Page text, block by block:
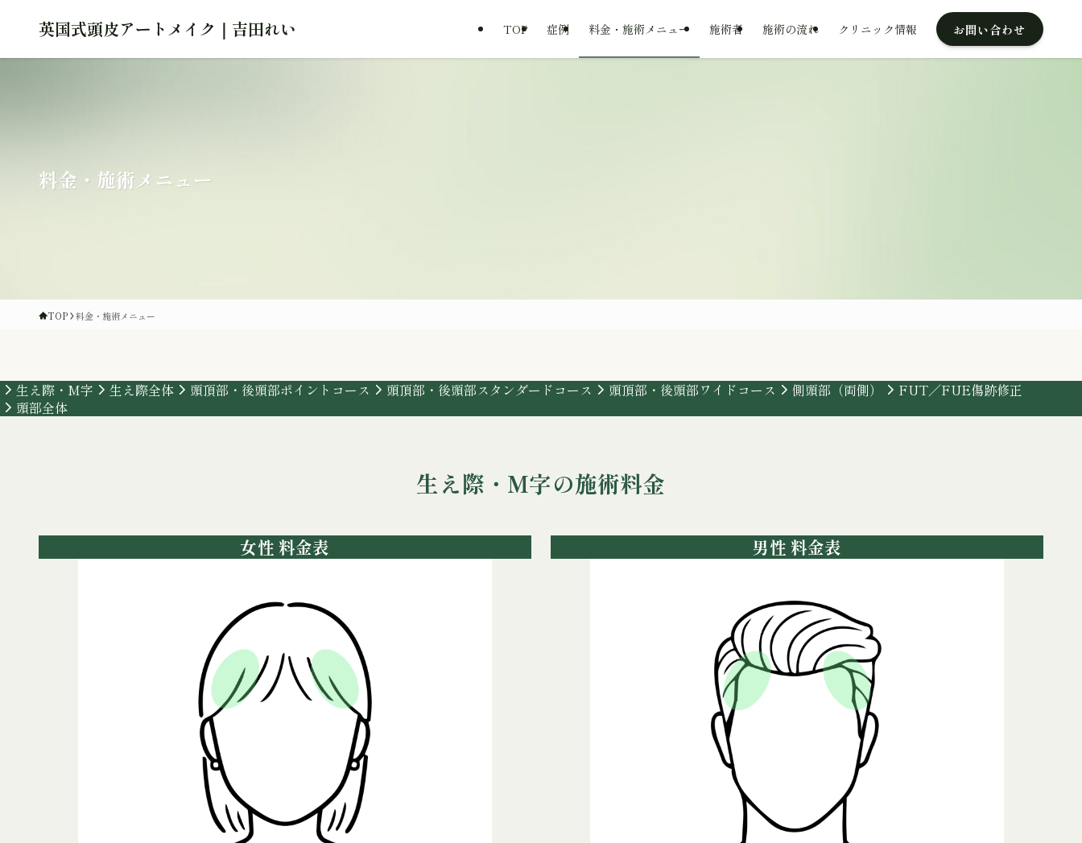
英国式頭皮アートメイク｜吉田れい TOP 症例 料金・施術メニュー 施術者 施術の流れ クリニック情報 お問い合わせ
料金・施術メニュー
TOP 料金・施術メニュー
生え際・M字 生え際全体 頭頂部・後頭部ポイントコース 頭頂部・後頭部スタンダードコース 頭頂部・後頭部ワイドコース 側頭部（両側）
FUT／FUE傷跡修正
頭部全体
生え際・M字の施術料金
女性 料金表 男性 料金表